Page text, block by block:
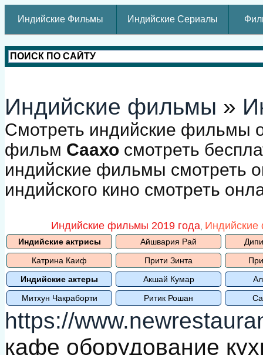
Индийские Фильмы Индийские Сериалы
Индийские фильмы »
Смотреть индийские фильмы
фильм Саахо смотреть
индийские фильмы смотреть
индийского кино смотреть
Индийские фильмы 2019 года,
Индийские актрисы Айшвария Рай
Катрина Каиф
Прити Зинта
Индийские актеры
Акшай Кумар
Митхун Чакраборти
Ритик Рошан
https://
кафе оборудование